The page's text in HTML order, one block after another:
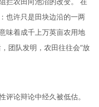
也许只是田块边沿的一两
味着成千上万英亩农用地
团队发明，农田往往会“放
评论辩论中经久被低估。